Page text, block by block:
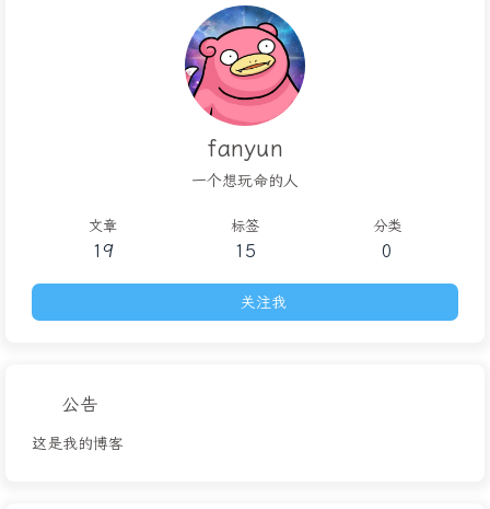
fanyun
一个想玩命的人
文章
19
标签
15
分类
0
关注我
公告
这是我的博客